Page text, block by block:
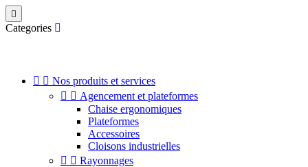

Categories
  Nos produits et services
  Agencement et plateformes
Chaise ergonomiques
Plateformes
Accessoires
Cloisons industrielles
  Rayonnages